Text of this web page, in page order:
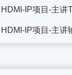
HDMI-IP项目-主讲
HDMI-IP项目-主讲